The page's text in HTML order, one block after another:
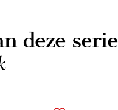
deze serie